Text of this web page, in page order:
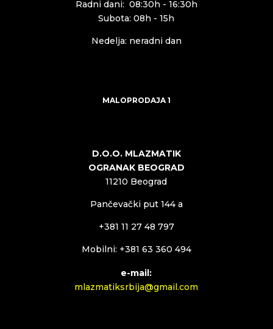
Radni dani: 08:30h - 16:30h
Subota: 08h - 15h
Nedelja: neradni dan
MALOPRODAJA 1
D.O.O. MLAZMATIK
OGRANAK BEOGRAD
11210 Beograd
Pančevački put 144 a
+381 11 27 48 797
Mobilni: +381 63 360 494
e-mail:
mlazmatiksrbija@gmail.com